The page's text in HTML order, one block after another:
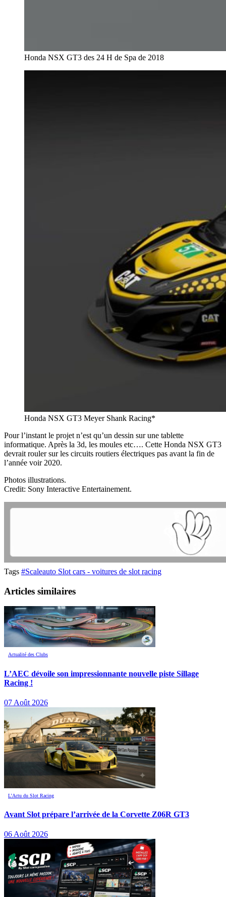
Honda NSX GT3 des 24 H de Spa de 2018
Honda NSX GT3 Meyer Shank Racing*
Pour l’instant le projet n’est qu’un dessin sur une tablette
informatique. Après la 3d, les moules etc…. Cette Honda NSX GT3
devrait rouler sur les circuits routiers électriques pas avant la fin de
l’année voir 2020.
Photos illustrations.
Credit: Sony Interactive Entertainement.
Tags #Scaleauto Slot cars - voitures de slot racing
Articles similaires
Actualité des Clubs
L’AEC dévoile son impressionnante nouvelle piste Sillage
Racing !
07 Août 2026
L’Actu du Slot Racing
Avant Slot prépare l’arrivée de la Corvette Z06R GT3
06 Août 2026